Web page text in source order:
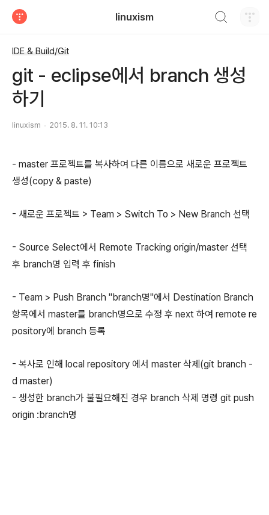
linuxism
IDE & Build/Git
git - eclipse에서 branch 생성
하기
linuxism 2015. 8. 11. 10:13
- master 프로젝트를 복사하여 다른 이름으로 새로운 프로젝트
생성(copy & paste)
- 새로운 프로젝트 > Team > Switch To > New Branch 선택
- Source Select에서 Remote Tracking origin/master 선택
후 branch명 입력 후 finish
- Team > Push Branch "branch명"에서 Destination Branch
항목에서 master를 branch명으로 수정 후 next 하여 remote re
pository에 branch 등록
- 복사로 인해 local repository 에서 master 삭제(git branch -
d master)
- 생성한 branch가 불필요해진 경우 branch 삭제 명령 git push
origin :branch명